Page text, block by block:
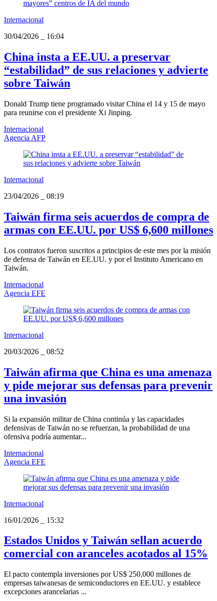
Internacional
30/04/2026
16:04
China insta a EE.UU. a preservar
“estabilidad” de sus relaciones y advierte
sobre Taiwán
Donald Trump tiene programado visitar China el 14 y 15 de mayo
para reunirse con el presidente Xi Jinping.
Internacional
Agencia AFP
Internacional
23/04/2026
08:19
Taiwán firma seis acuerdos de compra de
armas con EE.UU. por US$ 6,600 millones
Los contratos fueron suscritos a principios de este mes por la misión
de defensa de Taiwán en EE.UU. y por el Instituto Americano en
Taiwán.
Internacional
Agencia EFE
Internacional
20/03/2026
08:52
Taiwán afirma que China es una amenaza
y pide mejorar sus defensas para prevenir
una invasión
Si la expansión militar de China continúa y las capacidades
defensivas de Taiwán no se refuerzan, la probabilidad de una
ofensiva podría aumentar...
Internacional
Agencia EFE
Internacional
16/01/2026
15:32
Estados Unidos y Taiwán sellan acuerdo
comercial con aranceles acotados al 15%
El pacto contempla inversiones por US$ 250,000 millones de
empresas taiwanesas de semiconductores en EE.UU. y establece
excepciones arancelarias ...